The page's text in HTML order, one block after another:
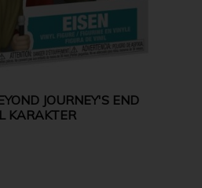
JOURNEY'S END
KARAKTER